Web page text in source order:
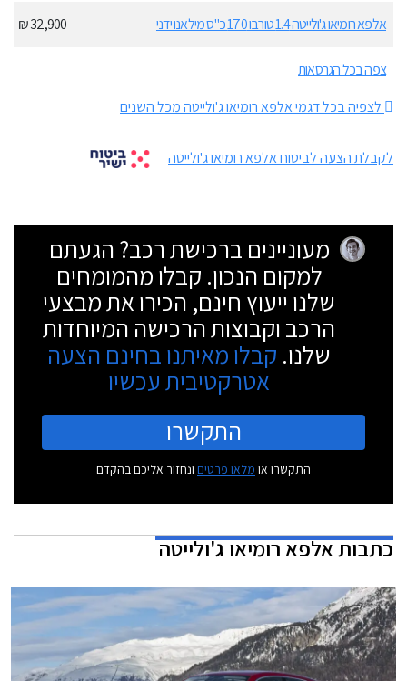
אלפא רומיאו ג'ולייטה 1.4 טורבו 170 כ"ס מילאנו ידני 32,900 ₪
צפה בכל הגרסאות
לצפיה בכל דגמי אלפא רומיאו ג'ולייטה מכל השנים
לקבלת הצעה לביטוח אלפא רומיאו ג'ולייטה
מעוניינים ברכישת רכב? הגעתם
למקום הנכון. קבלו מהמומחים
שלנו ייעוץ חינם, הכירו את מבצעי
הרכב וקבוצות הרכישה המיוחדות
שלנו. קבלו מאיתנו בחינם הצעה
אטרקטיבית עכשיו
התקשרו
התקשרו או מלאו פרטים ונחזור אליכם בהקדם
כתבותאלפא רומיאו ג'ולייטה